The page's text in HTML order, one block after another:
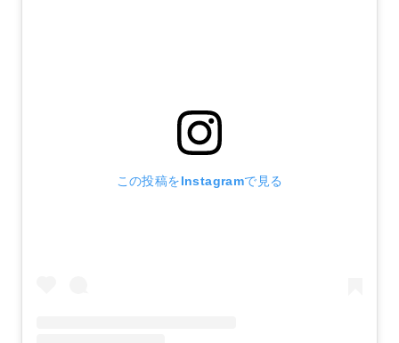
この投稿をInstagramで見る